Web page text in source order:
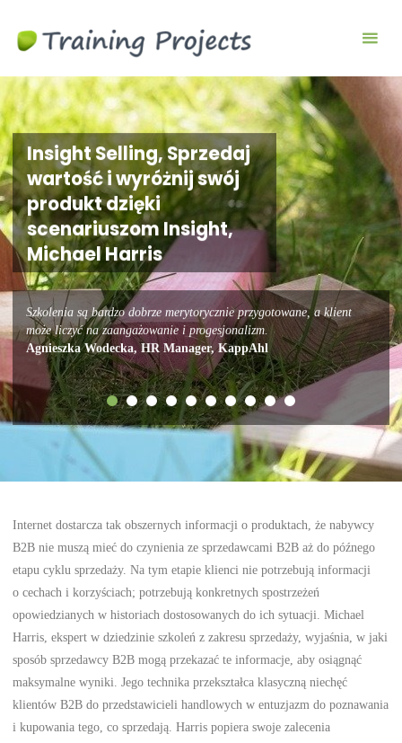
integracyjne,
team
building
Insight Selling, Sprzedaj
wartość i wyróżnij swój
produkt dzięki
scenariuszom Insight,
Michael Harris
Szkolenia są bardzo dobrze merytorycznie przygotowane, a klient
może liczyć na zaangażowanie i progesjonalizm.
Agnieszka Wodecka, HR Manager, KappAhl
Internet dostarcza tak obszernych informacji o produktach, że nabywcy
B2B nie muszą mieć do czynienia ze sprzedawcami B2B aż do późnego
etapu cyklu sprzedaży. Na tym etapie klienci nie potrzebują informacji
o cechach i korzyściach; potrzebują konkretnych spostrzeżeń
opowiedzianych w historiach dostosowanych do ich sytuacji. Michael
Harris, ekspert w dziedzinie szkoleń z zakresu sprzedaży, wyjaśnia, w jaki
sposób sprzedawcy B2B mogą przekazać te informacje, aby osiągnąć
maksymalne wyniki. Jego technika przekształca klasyczną niechęć
klientów B2B do przedstawicieli handlowych w entuzjazm do poznawania
i kupowania tego, co sprzedają. Harris popiera swoje zalecenia